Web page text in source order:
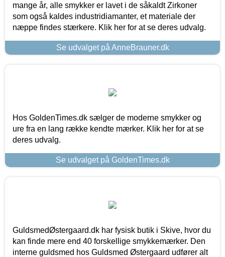
mange år, alle smykker er lavet i de såkaldt Zirkoner
som også kaldes industridiamanter, et materiale der
næppe findes stærkere. Klik her for at se deres udvalg.
Se udvalget på AnneBrauner.dk
Hos GoldenTimes.dk sælger de moderne smykker og
ure fra en lang række kendte mærker. Klik her for at se
deres udvalg.
Se udvalget på GoldenTimes.dk
GuldsmedØstergaard.dk har fysisk butik i Skive, hvor du
kan finde mere end 40 forskellige smykkemærker. Den
interne guldsmed hos Guldsmed Østergaard udfører alt